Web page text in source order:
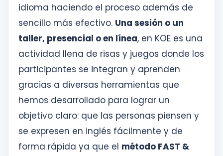
idioma haciendo el proceso además de
sencillo más efectivo. Una sesión o un
taller, presencial o en línea, en KOE es una
actividad llena de risas y juegos donde los
participantes se integran y aprenden
gracias a diversas herramientas que
hemos desarrollado para lograr un
objetivo claro: que las personas piensen y
se expresen en inglés fácilmente y de
forma rápida ya que el método FAST &